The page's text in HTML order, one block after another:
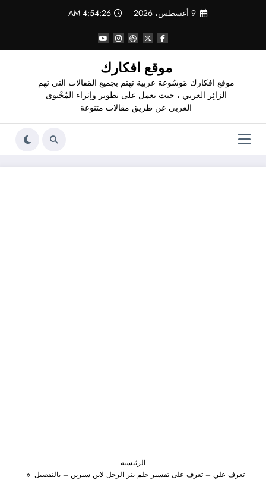
9 أغسطس، 2026 4:54:27 AM
موقع افكارك
موقع افكارك مَوسُوعة عربية تهتم بجميع المَقالات التي تهم
الزائِر العربي ، حيث نعمل على تطوير وإثراء المُحْتوى
العربي عن طريق مقالات متنوعة
الرئيسية
تعرف علي – تعرف على تفسير حلم بتر الرجل لابن سيرين – بالتفصيل